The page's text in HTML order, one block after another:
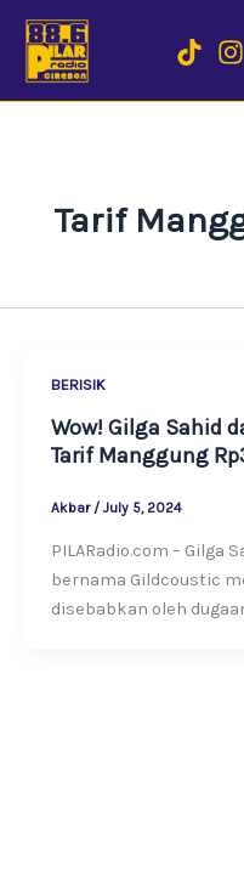
content
Tarif
BERISIK
Wow! Gilga Sahid
Tarif Manggung
Akbar / July 5, 2024
PILARadio.com – Gilga
bernama Gildcoustic
disebabkan oleh